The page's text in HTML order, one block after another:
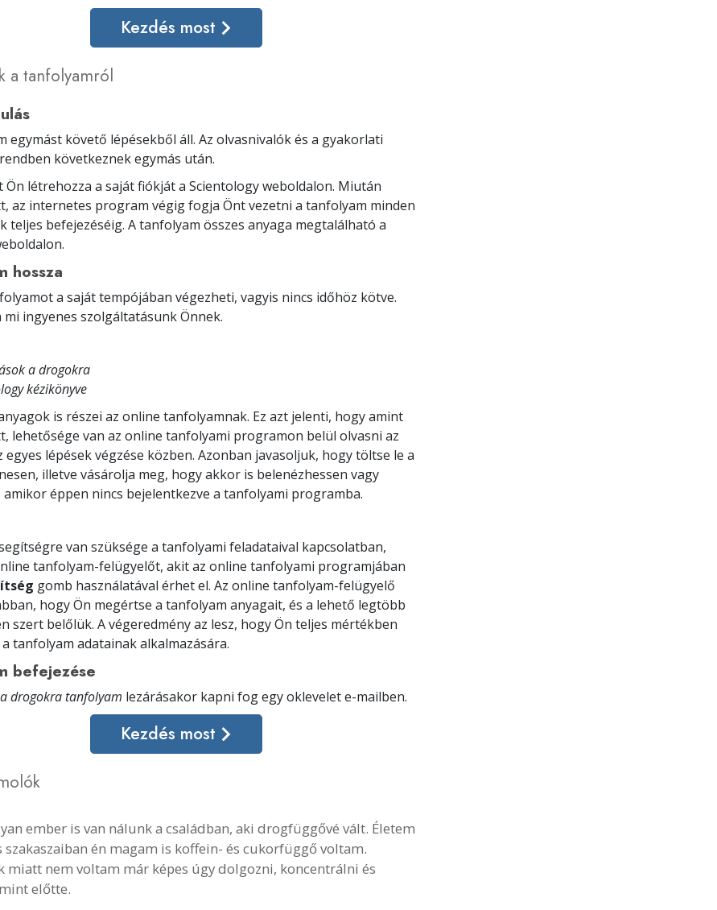
Kezdés most
a tanfolyamról
egymást követő lépésekből áll. Az olvasnivalók és a gyakorlati
következnek egymás után.
Ön létrehozza a saját fiókját a Scientology weboldalon. Miután
az internetes program végig fogja Önt vezetni a tanfolyam minden
teljes befejezéséig. A tanfolyam összes anyaga megtalálható a
hossza
a saját tempójában végezheti, vagyis nincs időhöz kötve.
mi ingyenes szolgáltatásunk Önnek.
a drogokra
kézikönyve
is részei az online tanfolyamnak. Ez azt jelenti, hogy amint
lehetősége van az online tanfolyami programon belül olvasni az
egyes lépések végzése közben. Azonban javasoljuk, hogy töltse le a
illetve vásárolja meg, hogy akkor is belenézhessen vagy
amikor éppen nincs bejelentkezve a tanfolyami programba.
van szüksége a tanfolyami feladataival kapcsolatban,
tanfolyam-felügyelőt, akit az online tanfolyami programjában
gomb használatával érhet el. Az online tanfolyam-felügyelő
hogy Ön megértse a tanfolyam anyagait, és a lehető legtöbb
szert belőlük. A végeredmény az lesz, hogy Ön teljes mértékben
tanfolyam adatainak alkalmazására.
befejezése
drogokra tanfolyam lezárásakor kapni fog egy oklevelete-mailben.
Kezdés most
ember is van nálunk a családban, aki drogfüggővé vált. Életem
szakaszaiban én magam is koffein- és cukorfüggő voltam.
miatt nem voltam már képes úgy dolgozni, koncentrálni és
előtte.